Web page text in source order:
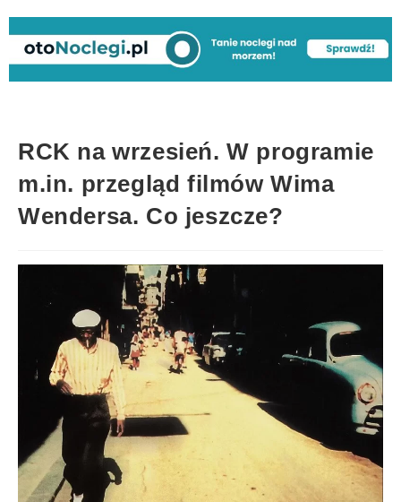
RCK na wrzesień. W programie
m.in. przegląd filmów Wima
Wendersa. Co jeszcze?